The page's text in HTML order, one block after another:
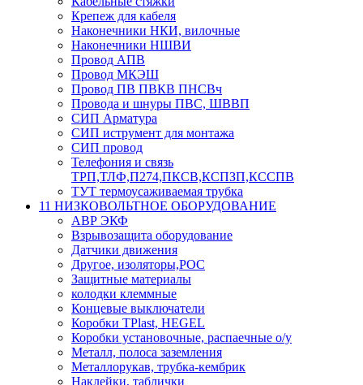
Крепеж для кабеля
Наконечники НКИ, вилочные
Наконечники НШВИ
Провод АПВ
Провод МКЭШ
Провод ПВ ПВКВ ПНСВч
Провода и шнуры ПВС, ШВВП
СИП Арматура
СИП иструмент для монтажа
СИП провод
Телефония и связь
ТРП,ТЛФ,П274,ПКСВ,КСПЗП,КССПВ
ТУТ термоусаживаемая трубка
11 НИЗКОВОЛЬТНОЕ ОБОРУДОВАНИЕ
АВР ЭКФ
Взрывозащита оборудование
Датчики движения
Другое, изоляторы,РОС
Защитные материалы
колодки клеммные
Концевые выключатели
Коробки TPlast, HEGEL
Коробки установочные, распаечные о/у
Металл, полоса заземления
Металлорукав, трубка-кембрик
Наклейки, таблички